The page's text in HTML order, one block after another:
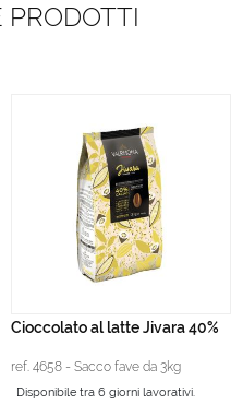
Cioccolato al latte Jivara 40%
ref. 4658 - Sacco fave da 3kg
Disponibile tra 6 giorni lavorativi.